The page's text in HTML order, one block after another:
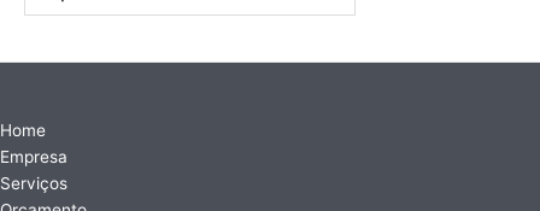
Home
Empresa
Serviços